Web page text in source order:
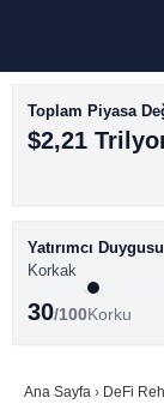
BİTCOİN
ALTCOİN
SÖZLÜK
Toplam Piyasa
$2,21
Yatırımcı Duygusu
Korkak
30/100Korku
Ana Sayfa › DeFi